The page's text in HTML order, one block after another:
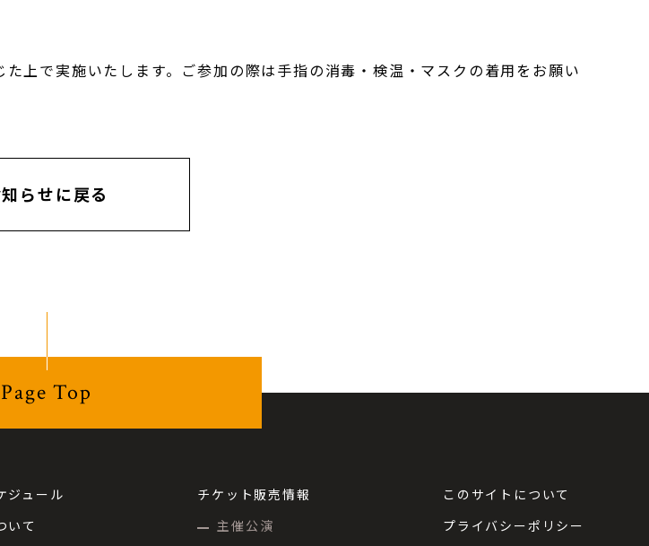
上で実施いたします。ご参加の際は手指の消毒・検温・マスクの着用をお願い
らせに戻る
Page Top
ジュール
いて
チケット販売情報
主催公演
このサイトについて
プライバシーポリシー